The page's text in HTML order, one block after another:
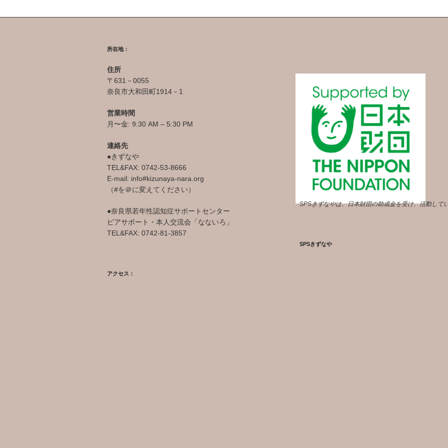
所在地：
住所
〒631－0055
奈良市大和田町1914－1
営業時間
月〜金: 9:30 AM – 5:30 PM
連絡先
●きずなや
TEL&FAX: 0742-53-8666
E-mail: info#kizunaya-nara.org
（#を＠に変えてください）
●奈良県若年性認知症サポートセンター
ピアサポート・本人交流会「なないろ」
TEL&FAX: 0742-81-3857
アクセス：
SPSきずなやは、日本財団の助成金を受け、活動して
SPSきずなや